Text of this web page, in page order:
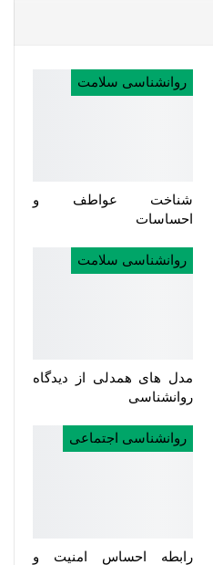
روانشناسی سلامت
شناخت عواطف و
احساسات
روانشناسی سلامت
مدل­ های همدلی از دیدگاه
روانشناسی
روانشناسی اجتماعی
رابطه احساس امنیت و